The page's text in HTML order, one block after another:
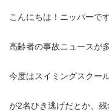
こんにちは！ニッパーです
高齢者の事故ニュースが
今度はスイミングスクー
が2名ひき逃げだとか、残